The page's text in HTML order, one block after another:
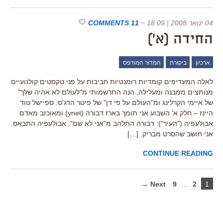
04 ינואר 2008 | 18:09 ~
11 COMMENTS
החידה (א')
ארכיון ביקורת המדור המודפס
לאלה המעדיפים קומדיות רומנטיות חביבות על פני טקסטים קולנועיים
מנותצים ממבנה ומעלילה, הנה התרשמותי מ"לעולם לא אהיה שלך"
של איימי הקרלינג ומ"העולם על פי דן" של פיטר הדג'ס. ספיישל טוד
היינז – חלק א' השבוע אני תומך בארז דבורה (ynet) ומאוכזב מאדם
אבולעפיה ("העיר"): דבורה התלהב מ"אני לא שם", אבולעפיה התבאס.
אני חושב שהסרט מבריק. […]
CONTINUE READING
1
2
9
Next →